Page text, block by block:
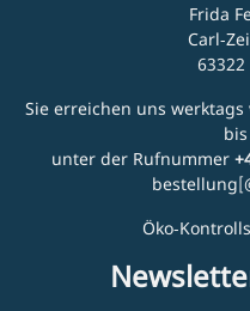
Frida
Carl-
Sie erreichen uns werktags
unter der Rufnummer
Öko-